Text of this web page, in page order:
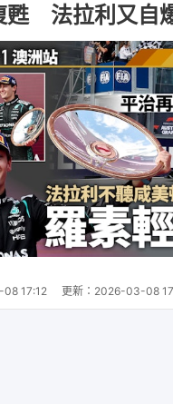
甦 法拉利又自
17:12 更新： 2026-03-08